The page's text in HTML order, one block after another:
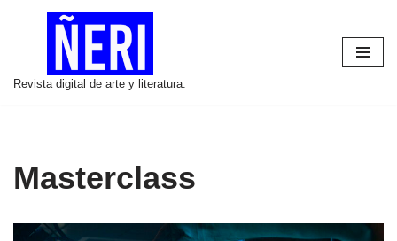
contenido
Revista digital de arte y literatura.
Masterclass